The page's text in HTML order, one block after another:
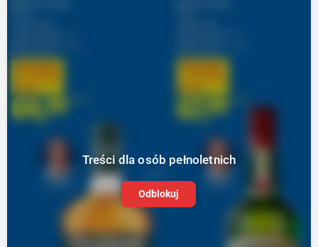
Treści dla osób pełnoletnich
Odblokuj